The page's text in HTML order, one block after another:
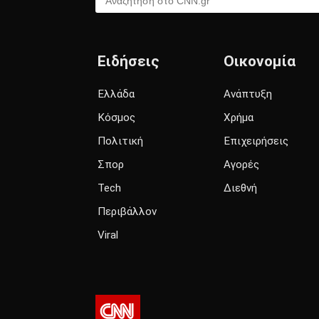
Ειδήσεις
Ελλάδα
Κόσμος
Πολιτική
Σπορ
Tech
Περιβάλλον
Viral
Οικονομία
Ανάπτυξη
Χρήμα
Επιχειρήσεις
Αγορές
Διεθνή